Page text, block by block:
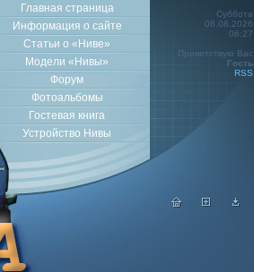
Главная страница
Информация о сайте
Статьи о «Ниве»
Модели «Нивы»
Форум
Фотоальбомы
Гостевая книга
Устройство Нивы
Суббота
08.08.2026
06:27
Приветствую Вас
Гость
RSS